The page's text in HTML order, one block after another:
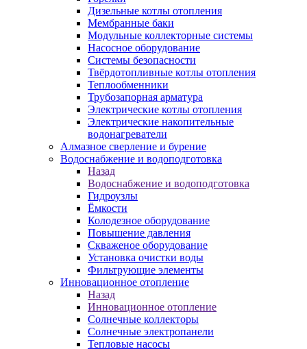
Дизельные котлы отопления
Мембранные баки
Модульные коллекторные системы
Насосное оборудование
Системы безопасности
Твёрдотопливные котлы отопления
Теплообменники
Трубозапорная арматура
Электрические котлы отопления
Электрические накопительные
водонагреватели
Алмазное сверление и бурение
Водоснабжение и водоподготовка
Назад
Водоснабжение и водоподготовка
Гидроузлы
Ёмкости
Колодезное оборудование
Повышение давления
Скваженое оборудование
Установка очистки воды
Фильтрующие элементы
Инновационное отопление
Назад
Инновационное отопление
Солнечные коллекторы
Солнечные электропанели
Тепловые насосы